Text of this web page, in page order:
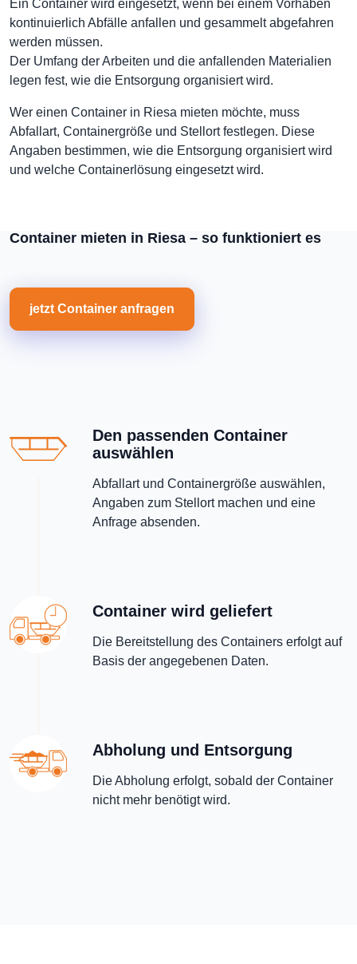
Ein Container wird eingesetzt, wenn bei einem Vorhaben
kontinuierlich Abfälle anfallen und gesammelt abgefahren
werden müssen.
Der Umfang der Arbeiten und die anfallenden Materialien
legen fest, wie die Entsorgung organisiert wird.
Wer einen Container in Riesa mieten möchte, muss
Abfallart, Containergröße und Stellort festlegen. Diese
Angaben bestimmen, wie die Entsorgung organisiert wird
und welche Containerlösung eingesetzt wird.
Container mieten in Riesa – so funktioniert es
jetzt Container anfragen
Den passenden Container
auswählen
Abfallart und Containergröße auswählen,
Angaben zum Stellort machen und eine
Anfrage absenden.
Container wird geliefert
Die Bereitstellung des Containers erfolgt auf
Basis der angegebenen Daten.
Abholung und Entsorgung
Die Abholung erfolgt, sobald der Container
nicht mehr benötigt wird.